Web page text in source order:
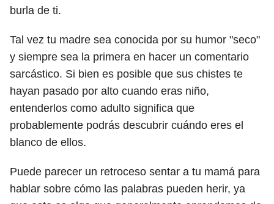
burla de ti.
Tal vez tu madre sea conocida por su humor "seco"
y siempre sea la primera en hacer un comentario
sarcástico. Si bien es posible que sus chistes te
hayan pasado por alto cuando eras niño,
entenderlos como adulto significa que
probablemente podrás descubrir cuándo eres el
blanco de ellos.
Puede parecer un retroceso sentar a tu mamá para
hablar sobre cómo las palabras pueden herir, ya